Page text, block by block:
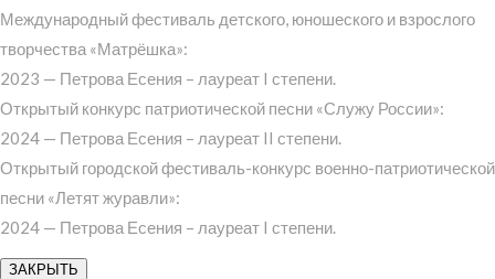
Международный фестиваль детского, юношеского и взрослого
творчества «Матрёшка»:
2023 — Петрова Есения – лауреат I степени.
Открытый конкурс патриотической песни «Служу России»:
2024 — Петрова Есения – лауреат II степени.
Открытый городской фестиваль-конкурс военно-патриотической
песни «Летят журавли»:
2024 — Петрова Есения – лауреат I степени.
ЗАКРЫТЬ